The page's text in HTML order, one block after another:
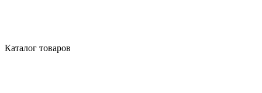
Каталог товаров